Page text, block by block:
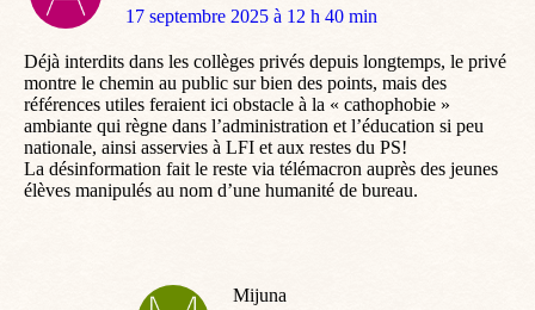
dit
17 septembre 2025 à 12 h 40 min
Déjà interdits dans les collèges privés depuis longtemps, le privé
montre le chemin au public sur bien des points, mais des
références utiles feraient ici obstacle à la « cathophobie »
ambiante qui règne dans l’administration et l’éducation si peu
nationale, ainsi asservies à LFI et aux restes du PS!
La désinformation fait le reste via télémacron auprès des jeunes
élèves manipulés au nom d’une humanité de bureau.
Mijuna